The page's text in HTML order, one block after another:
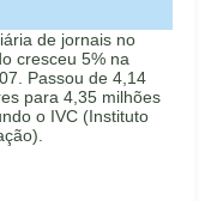
de jornais no
cresceu 5% na
Passou de 4,14
para 4,35 milhões
o IVC (Instituto